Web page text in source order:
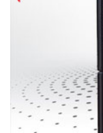
Onduleur
Capacité :
conversion